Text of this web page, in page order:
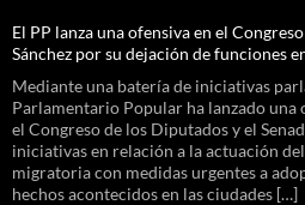
El PP lanza una ofensiva en el
Sánchez por su dejación de funciones
Mediante una batería de iniciativas
Parlamentario Popular ha lanzado una
el Congreso de los Diputados y el
iniciativas en relación a la actuación
migratoria con medidas urgentes a
hechos acontecidos en las ciudades […]